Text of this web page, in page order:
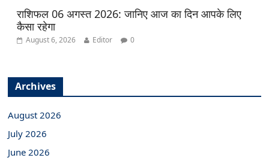
राशिफल 06 अगस्त 2026: जानिए आज का दिन आपके लिए
कैसा रहेगा
August 6, 2026 Editor 0
Archives
August 2026
July 2026
June 2026